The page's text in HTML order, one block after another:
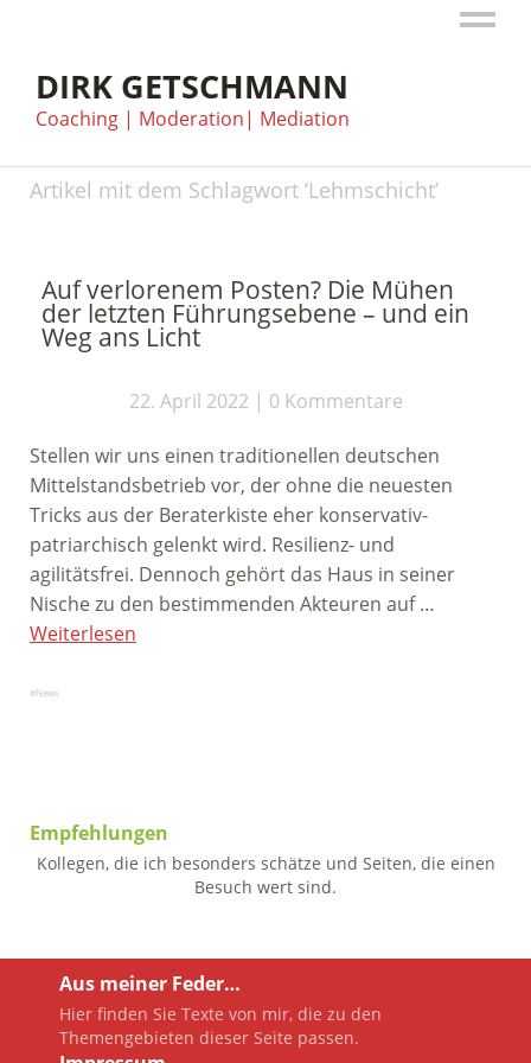
DIRK GETSCHMANN
Coaching | Moderation| Mediation
Artikel mit dem Schlagwort ‘Lehmschicht’
Auf verlorenem Posten? Die Mühen
der letzten Führungsebene – und ein
Weg ans Licht
22. April 2022 0 Kommentare
Stellen wir uns einen traditionellen deutschen
Mittelstandsbetrieb vor, der ohne die neuesten
Tricks aus der Beraterkiste eher konservativ-
patriarchisch gelenkt wird. Resilienz- und
agilitätsfrei. Dennoch gehört das Haus in seiner
Nische zu den bestimmenden Akteuren auf …
Weiterlesen
News
Empfehlungen
Kollegen, die ich besonders schätze und Seiten, die einen
Besuch wert sind.
Aus meiner Feder…
Hier finden Sie Texte von mir, die zu den
Themengebieten dieser Seite passen.